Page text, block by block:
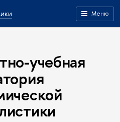
Меню
учебная